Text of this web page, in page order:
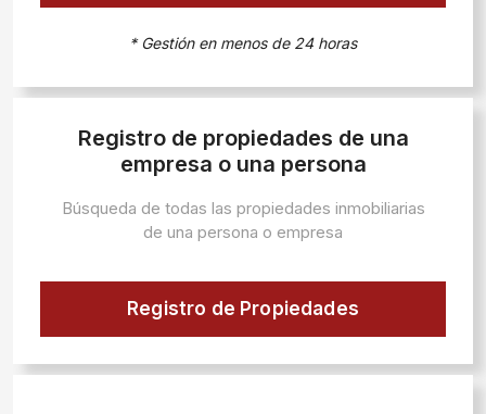
* Gestión en menos de 24 horas
Registro de propiedades de una
empresa o una persona
Búsqueda de todas las propiedades inmobiliarias
de una persona o empresa
Registro de Propiedades